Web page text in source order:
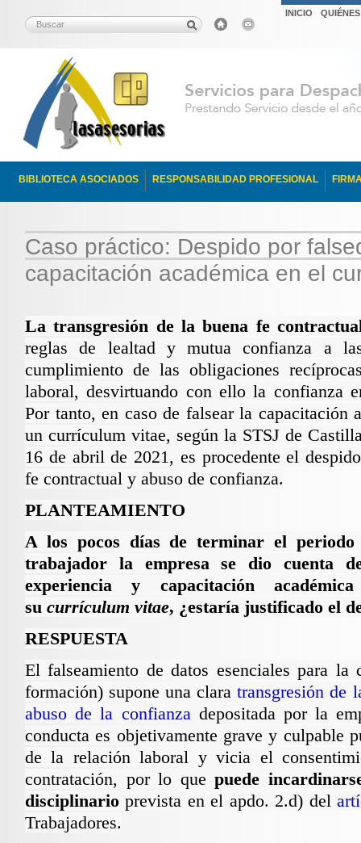
INICIO
BIBLIOTECA ASOCIADOS RESPONSABILIDAD PROFESIONAL
Caso práctico: Despido por
capacitación académica en el
La transgresión de la buena fe
reglas de lealtad y mutua confianza a
cumplimiento de las obligaciones
laboral, desvirtuando con ello la confianza
Por tanto, en caso de falsear la capacitación
un currículum vitae, según la STSJ de
16 de abril de 2021, es procedente el
fe contractual y abuso de confianza.
PLANTEAMIENTO
A los pocos días de terminar el
trabajador la empresa se dio cuenta
experiencia y capacitación
su currículum vitae, ¿estaría justificado el
RESPUESTA
El falseamiento de datos esenciales para la
formación) supone una clara transgresión de
abuso de la confianza depositada por la
conducta es objetivamente grave y culpable
de la relación laboral y vicia el
contratación, por lo que puede
disciplinario prevista en el apdo. 2.d) del
Trabajadores.